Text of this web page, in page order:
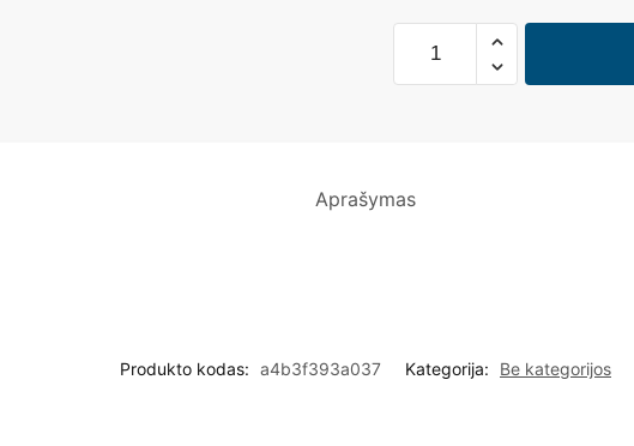
Aprašymas
Produkto kodas: a4b3f393a037 Kategorija: Be kategorijos